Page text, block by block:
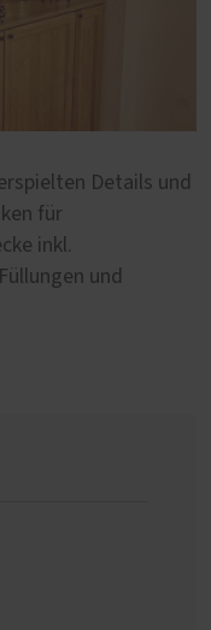
Details und
für
inkl.
und